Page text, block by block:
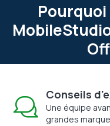
Conseils
Une équipe
grandes